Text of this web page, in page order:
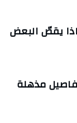
يقصّ البعض
مذهلة